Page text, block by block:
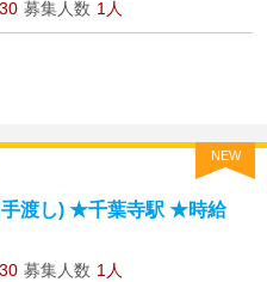
募集人数 1人
NEW
渡し) ★千葉寺駅 ★時給
募集人数 1人